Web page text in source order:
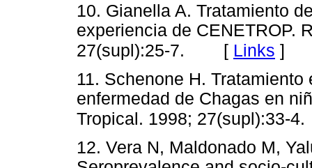
10. Gianella A. Tratamiento
experiencia de CENETROP.
27(supl):25-7. [ Links ]
11. Schenone H.
enfermedad de Chagas en
Tropical. 1998; 27(supl):33-4.
12. Vera N, Maldonado M,